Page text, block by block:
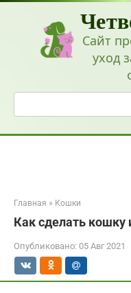
Перейти
Сайт
уход
Поиск:
Главная » Кошки
Как сделать кошку
Опубликовано: 05 Авг 2021